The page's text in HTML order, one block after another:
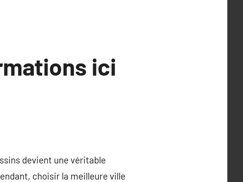
ici
devient une véritable
choisir la meilleure ville